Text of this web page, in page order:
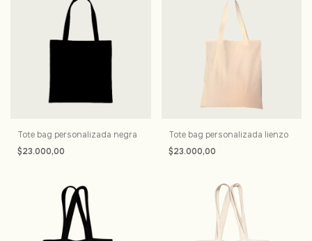
Tote bag personalizada negra
$23.000,00
Tote bag personalizada lienzo
$23.000,00